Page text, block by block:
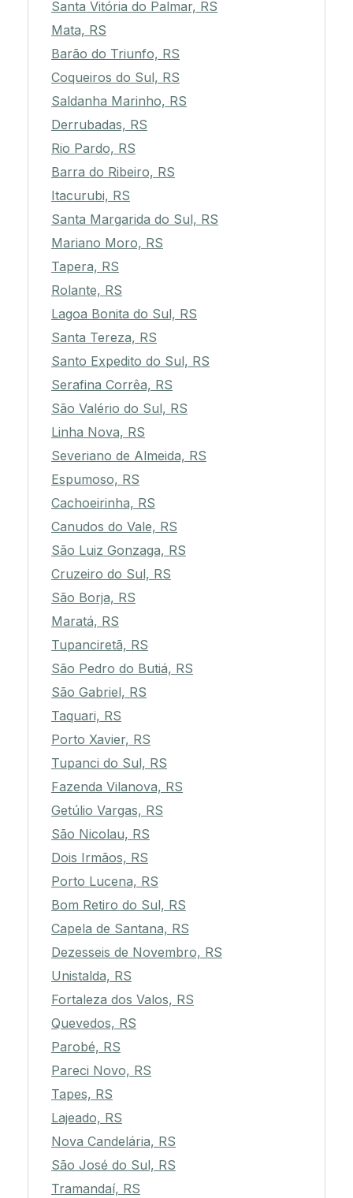
Santa Vitória do Palmar, RS
Mata, RS
Barão do Triunfo, RS
Coqueiros do Sul, RS
Saldanha Marinho, RS
Derrubadas, RS
Rio Pardo, RS
Barra do Ribeiro, RS
Itacurubi, RS
Santa Margarida do Sul, RS
Mariano Moro, RS
Tapera, RS
Rolante, RS
Lagoa Bonita do Sul, RS
Santa Tereza, RS
Santo Expedito do Sul, RS
Serafina Corrêa, RS
São Valério do Sul, RS
Linha Nova, RS
Severiano de Almeida, RS
Espumoso, RS
Cachoeirinha, RS
Canudos do Vale, RS
São Luiz Gonzaga, RS
Cruzeiro do Sul, RS
São Borja, RS
Maratá, RS
Tupanciretã, RS
São Pedro do Butiá, RS
São Gabriel, RS
Taquari, RS
Porto Xavier, RS
Tupanci do Sul, RS
Fazenda Vilanova, RS
Getúlio Vargas, RS
São Nicolau, RS
Dois Irmãos, RS
Porto Lucena, RS
Bom Retiro do Sul, RS
Capela de Santana, RS
Dezesseis de Novembro, RS
Unistalda, RS
Fortaleza dos Valos, RS
Quevedos, RS
Parobé, RS
Pareci Novo, RS
Tapes, RS
Lajeado, RS
Nova Candelária, RS
São José do Sul, RS
Tramandaí, RS